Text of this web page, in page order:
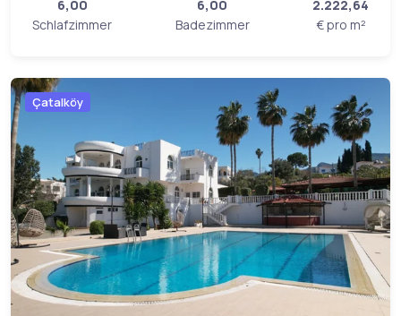
6,00
Schlafzimmer
6,00
Badezimmer
2.222,64
€ pro m²
Çatalköy